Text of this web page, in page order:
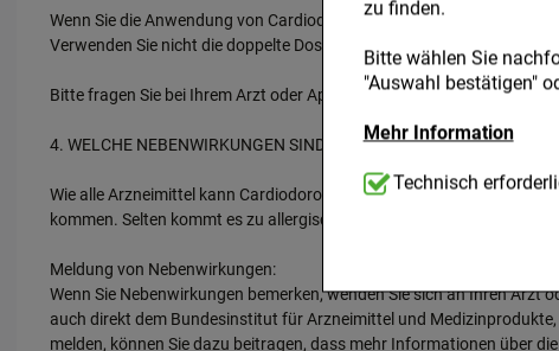
zu finden.
Bitte wählen Sie
"Auswahl bestätigen"
Mehr Information
Technisch Notwendig:
beispielsweise für die
Verhaltensweisen
Technisch
Wenn Sie die Anwendung von Cardiodoron 0,1% vergessen haben:
Verwenden Sie nicht die doppelte Dosis, wenn Sie die vorherige
Bitte fragen Sie bei Ihrem Arzt oder Apotheker nach, wenn Sie sich
4. WELCHE NEBENWIRKUNGEN SIND MÖGLICH?
Wie alle Arzneimittel kann Cardiodoron 0,1% Nebenwirkungen
kommen. Selten kommt es zu allergischen Reaktionen der Haut, die
Meldung von Nebenwirkungen:
Wenn Sie Nebenwirkungen bemerken, wenden Sie sich an Ihren
auch direkt dem Bundesinstitut für Arzneimittel und
melden, können Sie dazu beitragen, dass mehr Informationen über